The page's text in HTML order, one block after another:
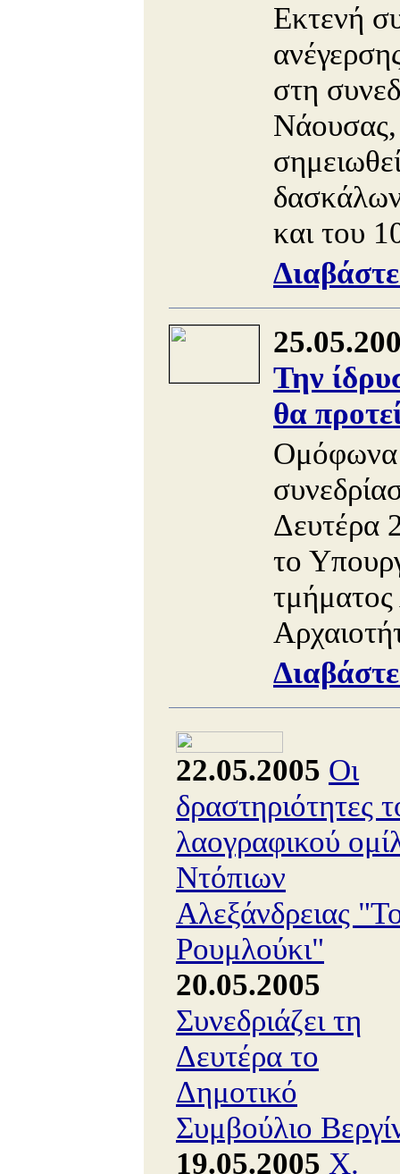
Εκτενή
στη
Νάουσας,
και του
Την
θα
Ομόφωνα
Δευτέρα
το
22.05.2005 Οι
δραστηριότητες
λαογραφικού
Ντόπιων
Αλεξάνδρειας
Ρουμλούκι"
20.05.2005
Συνεδριάζει τη
Δευτέρα το
Δημοτικό
Συμβούλιο
19.05.2005 Χ.